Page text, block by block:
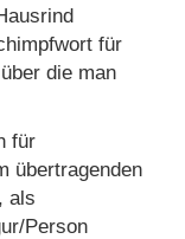
für
die man
für
übertragenden
als
Person